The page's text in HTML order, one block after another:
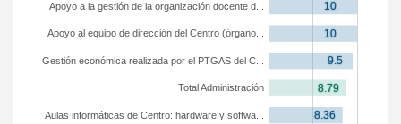
Aulas informáticas de Centro: hardware y softwa...
Total Administración
Gestión económica realizada por el PTGAS del C...
Apoyo al equipo de dirección del Centro (órgano...
Apoyo a la gestión de la organización docente d...